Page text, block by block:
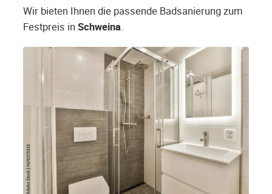
Wir bieten Ihnen die passende Badsanierung zum
Festpreis in Schweina.